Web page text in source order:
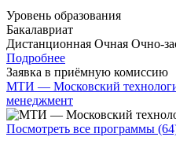
Уровень образования
Бакалавриат
Дистанционная Очная Очно-
Подробнее
Заявка в приёмную комиссию
МТИ — Московский
менеджмент
Посмотреть все программы